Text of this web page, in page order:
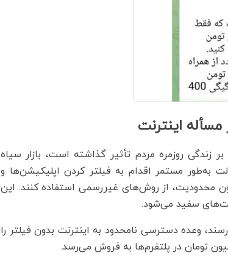
اینترنت
زندگی روزمره مردم تأثیر گذاشته است، بازار سیاه
مستمر اقدام به فیلتر کردن اپلیکیشن‌ها و
محدودیت، از روش‌های غیررسمی استفاده کنند. این
سفید می‌شود.
وعده دسترسی نامحدود به اینترنت بدون فیلتر را